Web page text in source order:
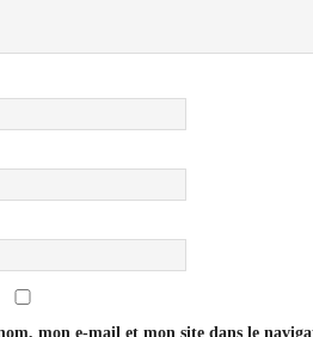
mon e-mail et mon site dans le